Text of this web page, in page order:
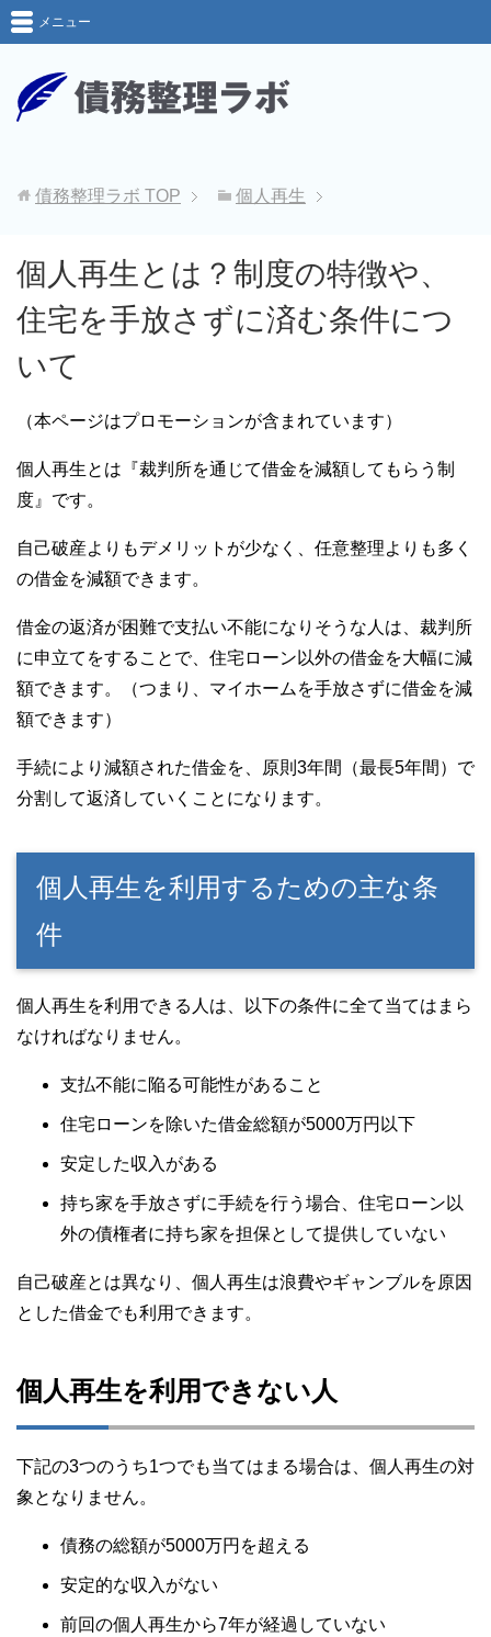
メニュー
債務整理ラボ TOP 個人再生
個人再生とは？制度の特徴や、
住宅を手放さずに済む条件につ
いて
（本ページはプロモーションが含まれています）
個人再生とは『裁判所を通じて借金を減額してもらう制
度』です。
自己破産よりもデメリットが少なく、任意整理よりも多く
の借金を減額できます。
借金の返済が困難で支払い不能になりそうな人は、裁判所
に申立てをすることで、住宅ローン以外の借金を大幅に減
額できます。（つまり、マイホームを手放さずに借金を減
額できます）
手続により減額された借金を、原則3年間（最長5年間）で
分割して返済していくことになります。
個人再生を利用するための主な条
件
個人再生を利用できる人は、以下の条件に全て当てはまら
なければなりません。
支払不能に陥る可能性があること
住宅ローンを除いた借金総額が5000万円以下
安定した収入がある
持ち家を手放さずに手続を行う場合、住宅ローン以
外の債権者に持ち家を担保として提供していない
自己破産とは異なり、個人再生は浪費やギャンブルを原因
とした借金でも利用できます。
個人再生を利用できない人
下記の3つのうち1つでも当てはまる場合は、個人再生の対
象となりません。
債務の総額が5000万円を超える
安定的な収入がない
前回の個人再生から7年が経過していない